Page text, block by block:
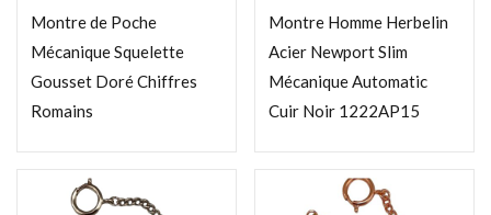
Montre de Poche
Mécanique Squelette
Gousset Doré Chiffres
Romains
Montre Homme Herbelin
Acier Newport Slim
Mécanique Automatic
Cuir Noir 1222AP15